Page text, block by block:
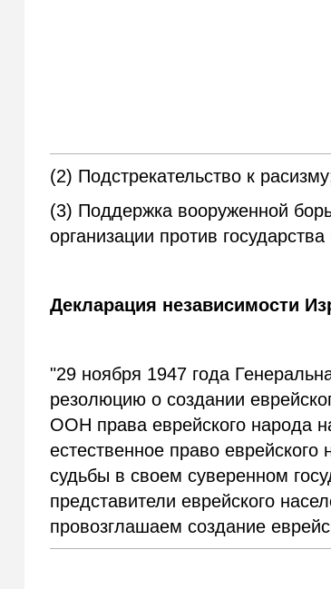
(2) Подстрекательство к
(3) Поддержка вооруженной
организации против
Декларация независимости
"29 ноября 1947 года
резолюцию о создании
ООН права еврейского народа
естественное право
судьбы в своем суверенном
представители еврейского
провозглашаем создание